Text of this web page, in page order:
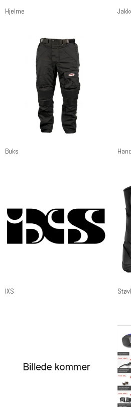
Hjelme
Buks
IXS